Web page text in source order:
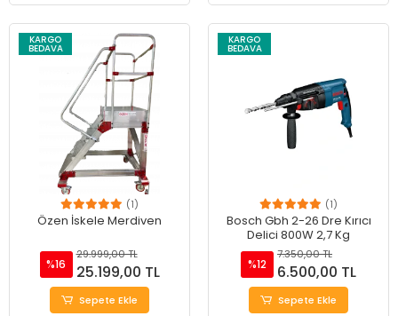
KARGO
BEDAVA
(1)
Özen İskele Merdiven
%16
29.999,00 TL
25.199,00 TL
Sepete Ekle
KARGO
BEDAVA
(1)
Bosch Gbh 2-26 Dre Kırıcı
Delici 800W 2,7 Kg
%12
7.350,00 TL
6.500,00 TL
Sepete Ekle